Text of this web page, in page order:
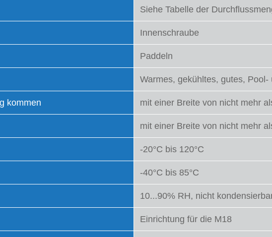
Siehe Tabelle der
Innenschraube
Paddeln
Warmes, gekühltes, gutes,
kommen mit einer Breite von nicht mehr
mit einer Breite von nicht mehr
-20°C bis 120°C
-40°C bis 85°C
10...90% RH, nicht
Einrichtung für die M18